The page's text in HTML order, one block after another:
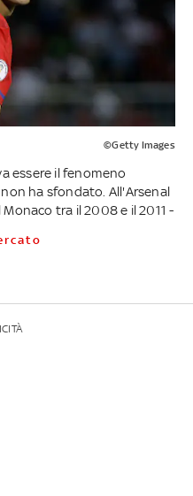
©Getty Images
essere il fenomeno
ha sfondato. All'Arsenal
tra il 2008 e il 2011 -